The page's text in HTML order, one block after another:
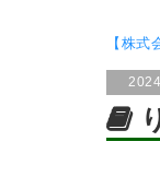
【株式